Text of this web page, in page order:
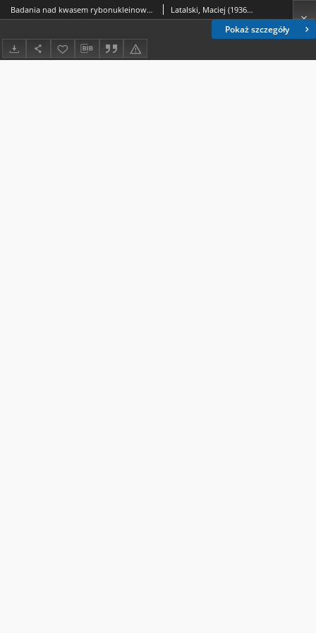
Pokaż szczegóły
Badania nad kwasem rybonukleinowym i białkowymi grupami SH w wątrobie szczurów przy stosowaniu różnej diety Latalski, Maciej (1936-2008)